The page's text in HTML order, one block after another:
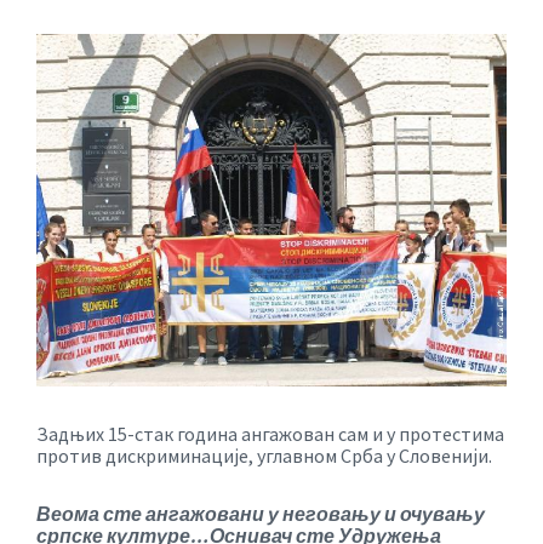
Задњих 15-стак година ангажован сам и у протестима
против дискриминације, углавном Срба у Словенији.
Веома сте ангажовани у неговању и очувању
српске културе…Оснивач сте Удружења